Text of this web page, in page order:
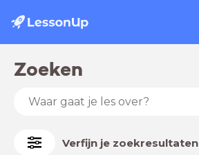
Zoeken
Verfijn je zoekresultaten